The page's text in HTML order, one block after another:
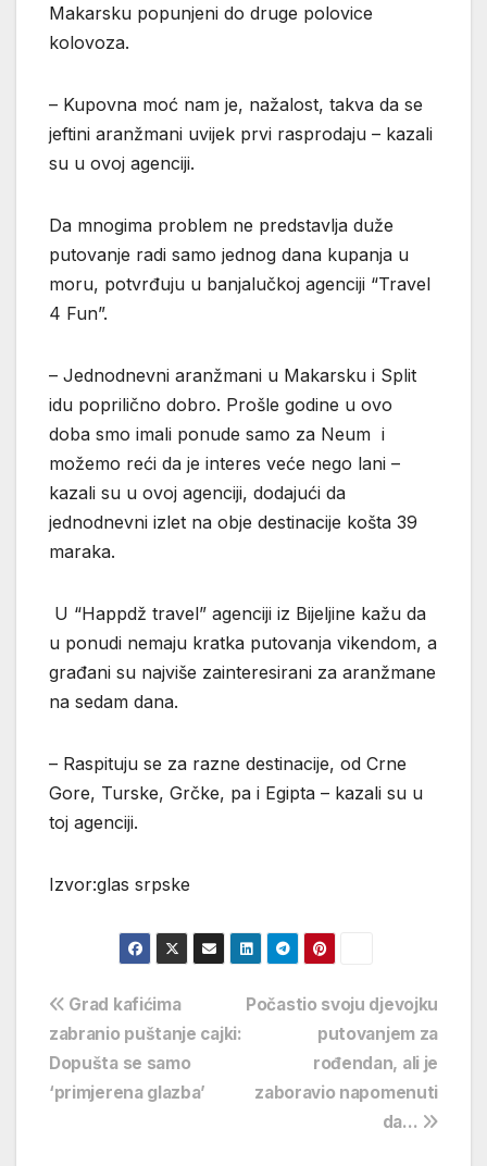
Makarsku popunjeni do druge polovice
kolovoza.
– Kupovna moć nam je, nažalost, takva da se
jeftini aranžmani uvijek prvi rasprodaju – kazali
su u ovoj agenciji.
Da mnogima problem ne predstavlja duže
putovanje radi samo jednog dana kupanja u
moru, potvrđuju u banjalučkoj agenciji “Travel
4 Fun”.
– Jednodnevni aranžmani u Makarsku i Split
idu poprilično dobro. Prošle godine u ovo
doba smo imali ponude samo za Neum i
možemo reći da je interes veće nego lani –
kazali su u ovoj agenciji, dodajući da
jednodnevni izlet na obje destinacije košta 39
maraka.
U “Happdž travel” agenciji iz Bijeljine kažu da
u ponudi nemaju kratka putovanja vikendom, a
građani su najviše zainteresirani za aranžmane
na sedam dana.
– Raspituju se za razne destinacije, od Crne
Gore, Turske, Grčke, pa i Egipta – kazali su u
toj agenciji.
Izvor:glas srpske
Navigacija
objava
Počastio svoju djevojku
putovanjem za
rođendan, ali je
zaboravio napomenuti
da…
Grad kafićima
zabranio puštanje cajki:
Dopušta se samo
‘primjerena glazba’